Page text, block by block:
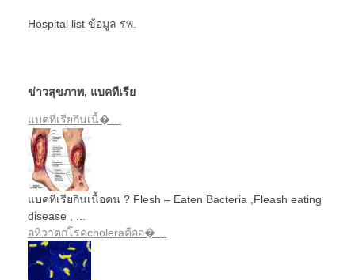
Hospital list ข้อมูล รพ.
ข่าวสุขภาพ, แบคทีเรีย
แบคทีเรียกินเนื้�…
แบคทีเรียกินเนื้อคน ? Flesh – Eaten Bacteria ,Fleash eating
disease , ...
อหิวาตกโรคcholeraคืออ�…